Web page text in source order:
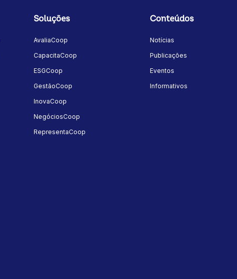
Soluções
AvaliaCoop
CapacitaCoop
ESGCoop
GestãoCoop
InovaCoop
NegóciosCoop
RepresentaCoop
Conteúdos
Notícias
Publicações
Eventos
Informativos